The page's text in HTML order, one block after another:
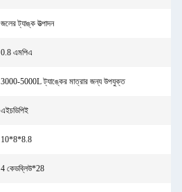
জলের ট্যাঙ্ক উত্পাদন
0.8 এমপিএ
3000-5000L ট্যাঙ্কের মাত্রার জন্য উপযুক্ত
এইচডিপিই
10*8*8.8
4 কেডব্লিউ*28